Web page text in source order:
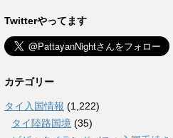
Twitterやってます
カテゴリー
タイ入国情報 (1,222)
タイ陸路国境 (35)